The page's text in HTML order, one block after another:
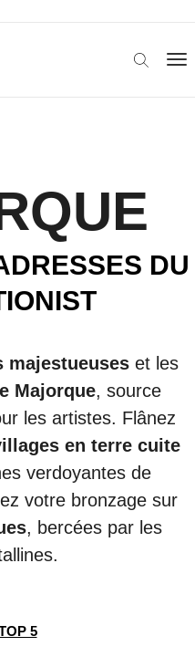
DU
majestueuses et les
Majorque, source
les artistes. Flânez
en terre cuite
verdoyantes de
votre bronzage sur
, bercées par les
5